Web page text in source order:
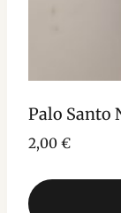
Palo Santo
2,00 €